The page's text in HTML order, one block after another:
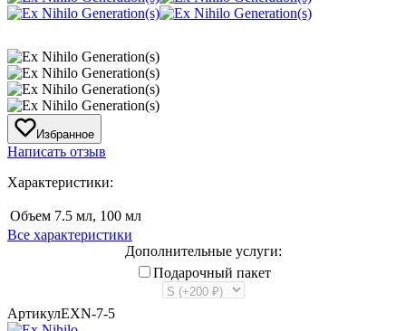
Избранное
Написать отзыв
Характеристики:
Объем 7.5 мл, 100 мл
Все характеристики
Дополнительные услуги:
Подарочный пакет
АртикулEXN-7-5